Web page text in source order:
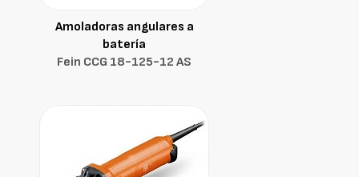
Amoladoras angulares a
batería
Fein CCG 18-125-12 AS